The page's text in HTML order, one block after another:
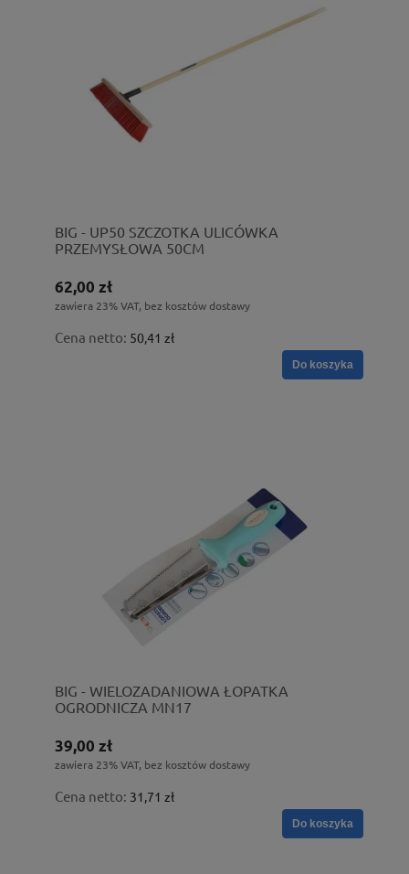
BIG - UP50 SZCZOTKA ULICÓWKA
PRZEMYSŁOWA 50CM
62,00 zł
zawiera 23% VAT, bez kosztów dostawy
Cena netto: 50,41 zł
Do koszyka
BIG - WIELOZADANIOWA ŁOPATKA
OGRODNICZA MN17
39,00 zł
zawiera 23% VAT, bez kosztów dostawy
Cena netto: 31,71 zł
Do koszyka